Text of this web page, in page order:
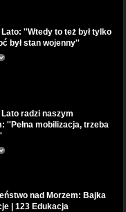
''Wtedy to też był tylko
był stan wojenny''
radzi naszym
''Pełna mobilizacja, trzeba
nad Morzem: Bajka
| 123 Edukacja